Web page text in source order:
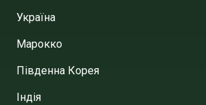
Україна
Марокко
Південна Корея
Індія